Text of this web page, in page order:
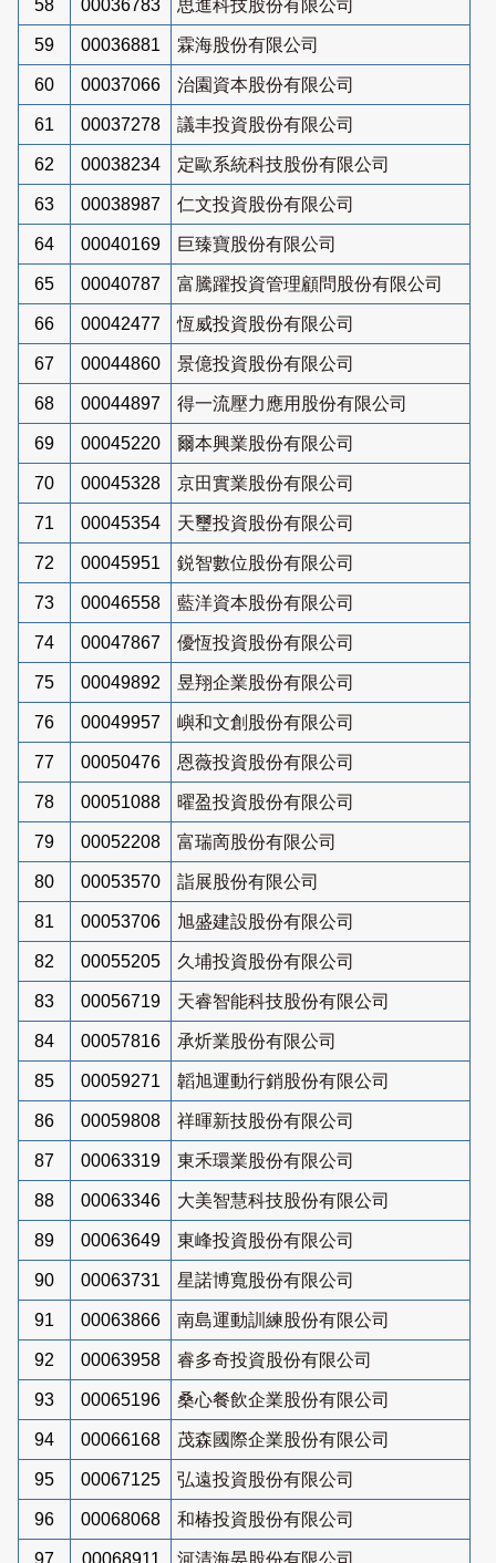
58 00036783 思進科技股份有限公司
59 00036881 霖海股份有限公司
60 00037066 治園資本股份有限公司
61 00037278 議丰投資股份有限公司
62 00038234 定歐系統科技股份有限公司
63 00038987 仁文投資股份有限公司
64 00040169 巨臻寶股份有限公司
65 00040787 富騰躍投資管理顧問股份有限公司
66 00042477 恆威投資股份有限公司
67 00044860 景億投資股份有限公司
68 00044897 得一流壓力應用股份有限公司
69 00045220 爾本興業股份有限公司
70 00045328 京田實業股份有限公司
71 00045354 天璽投資股份有限公司
72 00045951 鋭智數位股份有限公司
73 00046558 藍洋資本股份有限公司
74 00047867 優恆投資股份有限公司
75 00049892 昱翔企業股份有限公司
76 00049957 嶼和文創股份有限公司
77 00050476 恩薇投資股份有限公司
78 00051088 曜盈投資股份有限公司
79 00052208 富瑞啇股份有限公司
80 00053570 詣展股份有限公司
81 00053706 旭盛建設股份有限公司
82 00055205 久埔投資股份有限公司
83 00056719 天睿智能科技股份有限公司
84 00057816 承炘業股份有限公司
85 00059271 韜旭運動行銷股份有限公司
86 00059808 祥暉新技股份有限公司
87 00063319 東禾環業股份有限公司
88 00063346 大美智慧科技股份有限公司
89 00063649 東峰投資股份有限公司
90 00063731 星諾博寬股份有限公司
91 00063866 南島運動訓練股份有限公司
92 00063958 睿多奇投資股份有限公司
93 00065196 桑心餐飲企業股份有限公司
94 00066168 茂森國際企業股份有限公司
95 00067125 弘遠投資股份有限公司
96 00068068 和椿投資股份有限公司
97 00068911 河清海晏股份有限公司